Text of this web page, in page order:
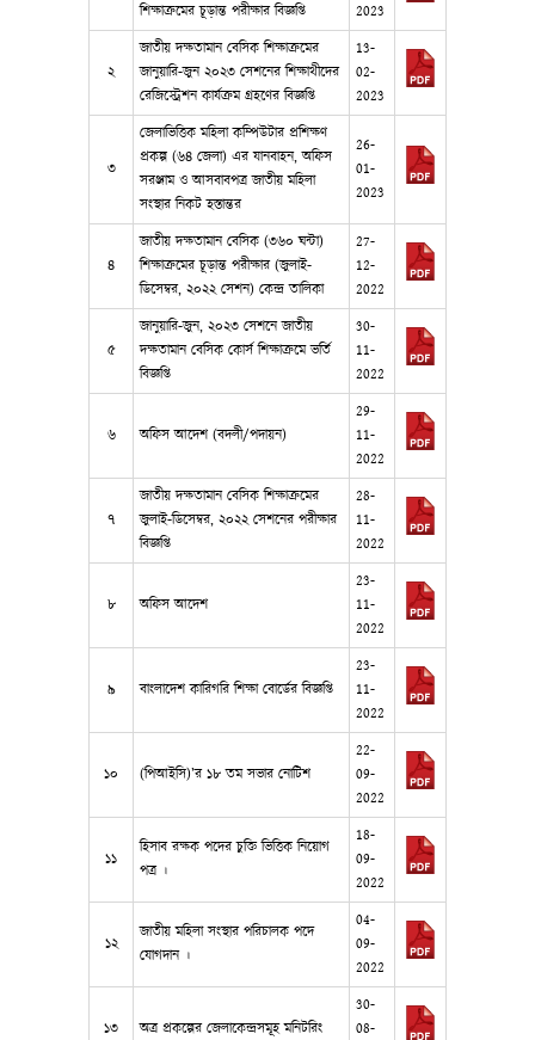
শিক্ষাক্রমের চূড়ান্ত পরীক্ষার বিজ্ঞপ্তি
2023
২
জাতীয় দক্ষতামান বেসিক শিক্ষাক্রমের
জানুয়ারি-জুন ২০২৩ সেশনের শিক্ষাথীদের
রেজিস্ট্রেশন কার্যক্রম গ্রহণের বিজ্ঞপ্তি
13-
02-
2023
৩
জেলাভিত্তিক মহিলা কম্পিউটার প্রশিক্ষণ
প্রকল্প (৬৪ জেলা) এর যানবাহন, অফিস
সরঞ্জাম ও আসবাবপত্র জাতীয় মহিলা
সংস্থার নিকট হস্তান্তর
26-
01-
2023
৪
জাতীয় দক্ষতামান বেসিক (৩৬০ ঘন্টা)
শিক্ষাক্রমের চূড়ান্ত পরীক্ষার (জুলাই-
ডিসেম্বর, ২০২২ সেশন) কেন্দ্র তালিকা
27-
12-
2022
৫
জানুয়ারি-জুন, ২০২৩ সেশনে জাতীয়
দক্ষতামান বেসিক কোর্স শিক্ষাক্রমে ভর্তি
বিজ্ঞপ্তি
30-
11-
2022
৬ অফিস আদেশ (বদলী/পদায়ন)
29-
11-
2022
৭
জাতীয় দক্ষতামান বেসিক শিক্ষাক্রমের
জুলাই-ডিসেম্বর, ২০২২ সেশনের পরীক্ষার
বিজ্ঞপ্তি
28-
11-
2022
৮ অফিস আদেশ
23-
11-
2022
৯ বাংলাদেশ কারিগরি শিক্ষা বোর্ডের বিজ্ঞপ্তি
23-
11-
2022
১০ (পিআইসি)’র ১৮ তম সভার নোটিশ
22-
09-
2022
১১
হিসাব রক্ষক পদের চুক্তি ভিত্তিক নিয়োগ
পত্র ।
18-
09-
2022
১২
জাতীয় মহিলা সংস্থার পরিচালক পদে
যোগদান ।
04-
09-
2022
১৩ অত্র প্রকল্পের জেলাকেন্দ্রসমূহ মনিটরিং
30-
08-